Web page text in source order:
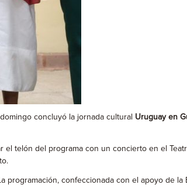
concluyó la jornada cultural Uruguay en
telón del programa con un concierto en el
programación, confeccionada con el apoyo de la